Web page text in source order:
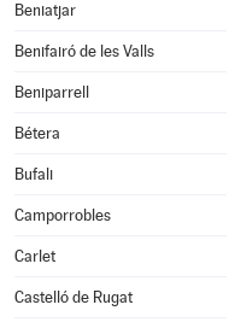
Beniatjar
Benifairó de les Valls
Beniparrell
Bétera
Bufali
Camporrobles
Carlet
Castelló de Rugat